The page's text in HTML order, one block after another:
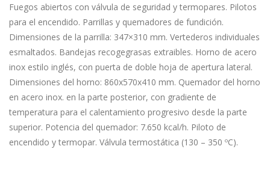
Fuegos abiertos con válvula de seguridad y termopares. Pilotos
para el encendido. Parrillas y quemadores de fundición.
Dimensiones de la parrilla: 347×310 mm. Vertederos individuales
esmaltados. Bandejas recogegrasas extraibles. Horno de acero
inox estilo inglés, con puerta de doble hoja de apertura lateral.
Dimensiones del horno: 860x570x410 mm. Quemador del horno
en acero inox. en la parte posterior, con gradiente de
temperatura para el calentamiento progresivo desde la parte
superior. Potencia del quemador: 7.650 kcal/h. Piloto de
encendido y termopar. Válvula termostática (130 – 350 ºC).